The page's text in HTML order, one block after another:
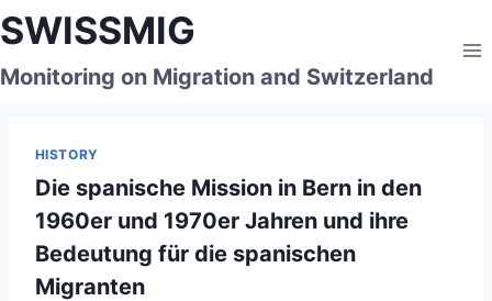
Skip
to
content
SWISSMIG
Monitoring on Migration and Switzerland
HISTORY
Die spanische Mission in Bern in den
1960er und 1970er Jahren und ihre
Bedeutung für die spanischen
Migranten